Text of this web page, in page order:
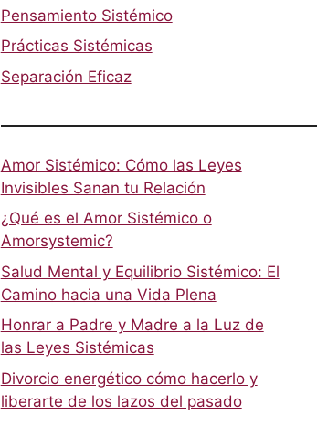
Pensamiento Sistémico
Prácticas Sistémicas
Separación Eficaz
Amor Sistémico: Cómo las Leyes
Invisibles Sanan tu Relación
¿Qué es el Amor Sistémico o
Amorsystemic?
Salud Mental y Equilibrio Sistémico: El
Camino hacia una Vida Plena
Honrar a Padre y Madre a la Luz de
las Leyes Sistémicas
Divorcio energético cómo hacerlo y
liberarte de los lazos del pasado